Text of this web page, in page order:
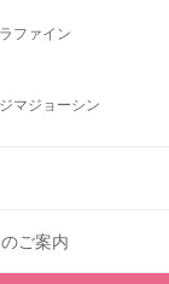
ファイン
マジョーシン
ご案内